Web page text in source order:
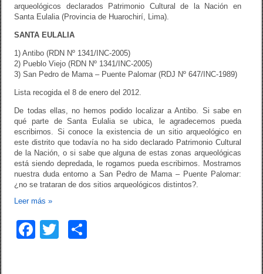
arqueológicos declarados Patrimonio Cultural de la Nación en
Santa Eulalia (Provincia de Huarochirí, Lima).
SANTA EULALIA
1) Antibo (RDN Nº 1341/INC-2005)
2) Pueblo Viejo (RDN Nº 1341/INC-2005)
3) San Pedro de Mama – Puente Palomar (RDJ Nº 647/INC-1989)
Lista recogida el 8 de enero del 2012.
De todas ellas, no hemos podido localizar a Antibo. Si sabe en
qué parte de Santa Eulalia se ubica, le agradecemos pueda
escribirnos. Si conoce la existencia de un sitio arqueológico en
este distrito que todavía no ha sido declarado Patrimonio Cultural
de la Nación, o si sabe que alguna de estas zonas arqueológicas
está siendo depredada, le rogamos pueda escribirnos. Mostramos
nuestra duda entorno a San Pedro de Mama – Puente Palomar:
¿no se trataran de dos sitios arqueológicos distintos?.
Leer más»
F
T